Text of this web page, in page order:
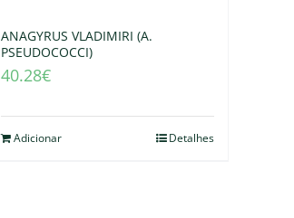
ANAGYRUS VLADIMIRI (A.
PSEUDOCOCCI)
40.28€
Adicionar Detalhes